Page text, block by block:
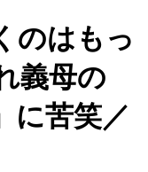
のはもっ
義母の
に苦笑／